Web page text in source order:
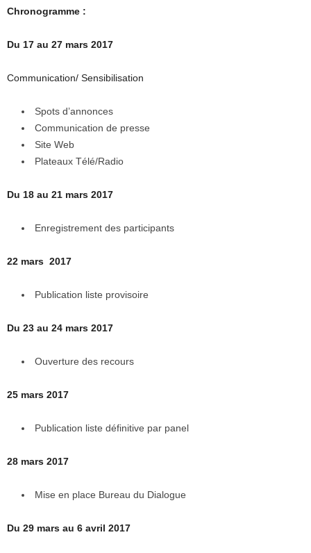
Chronogramme :
Du 17 au 27 mars 2017
Communication/ Sensibilisation
Spots d’annonces
Communication de presse
Site Web
Plateaux Télé/Radio
Du 18 au 21 mars 2017
Enregistrement des participants
22 mars 2017
Publication liste provisoire
Du 23 au 24 mars 2017
Ouverture des recours
25 mars 2017
Publication liste définitive par panel
28 mars 2017
Mise en place Bureau du Dialogue
Du 29 mars au 6 avril 2017